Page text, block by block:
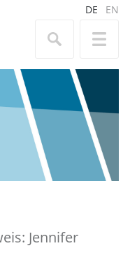
DE EN
Jennifer